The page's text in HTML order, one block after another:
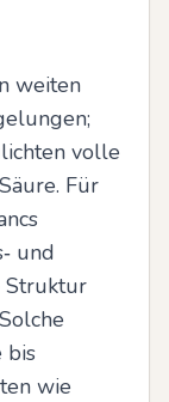
weiten
volle
Für
und
Struktur
bis
wie